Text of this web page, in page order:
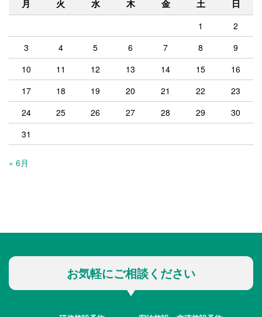
月 火 水 木 金 土 日
1
2
3
4 5 6 7 8
9
10
11 12 13 14 15
16
17
18 19 20 21 22
23
24
25 26 27 28 29
30
31
« 6月
お気軽にご相談ください